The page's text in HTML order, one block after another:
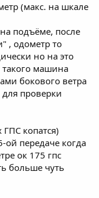
(макс. на шкале
подъёме, после
, одометр то
но на это
такого машина
бокового ветра
проверки
ГПС копатся)
ой передаче когда
ок 175 гпс
больше чуть